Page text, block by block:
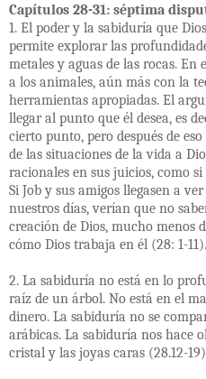
Capítulos 28-31: séptima
1. El poder y la sabiduría que
permite explorar las
metales y aguas de las rocas.
a los animales, aún más con la
herramientas apropiadas. El
llegar al punto que él desea, es
cierto punto, pero después de
de las situaciones de la vida a
racionales en sus juicios, como
Si Job y sus amigos llegasen a
nuestros días, verían que no
creación de Dios, mucho menos
cómo Dios trabaja en él (28: 1-11).
2. La sabiduría no está en lo
raíz de un árbol. No está en el
dinero. La sabiduría no se
arábicas. La sabiduría nos hace
cristal y las joyas caras (28.12-